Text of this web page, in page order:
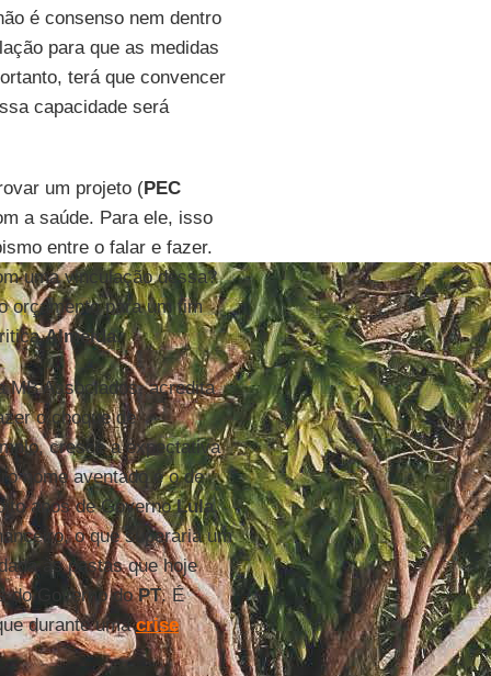
é consenso nem dentro
para que as medidas
terá que convencer
capacidade será
um projeto (PEC
a saúde. Para ele, isso
entre o falar e fazer.
uma vinculação dessa?
orçamento para um fim
Almeida.
MB Associados, acredita
o choque de
cresce a expectativa
nome aventado é o de
anos de GovernoLula.
o que superaria um
às pastas que hoje
do Governo doPT. É
durante umacrise